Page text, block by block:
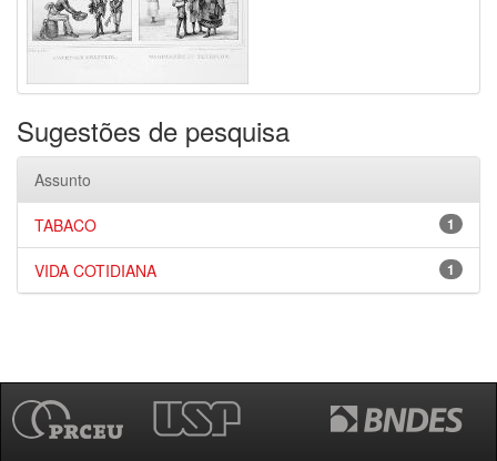
Sugestões de pesquisa
Assunto
1
TABACO
1
VIDA COTIDIANA